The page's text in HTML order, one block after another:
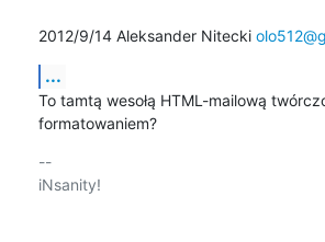
2012/9/14 Aleksander Nitecki
...
To tamtą wesołą HTML-mailową
formatowaniem?
--
iNsanity!